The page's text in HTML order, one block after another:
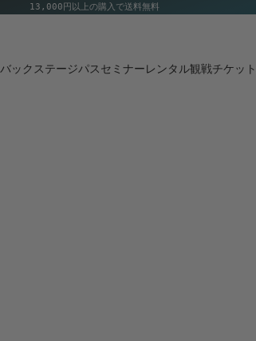
13,000円以上の購入で送料無料
バックステージパス セミナーレンタル観戦チケット